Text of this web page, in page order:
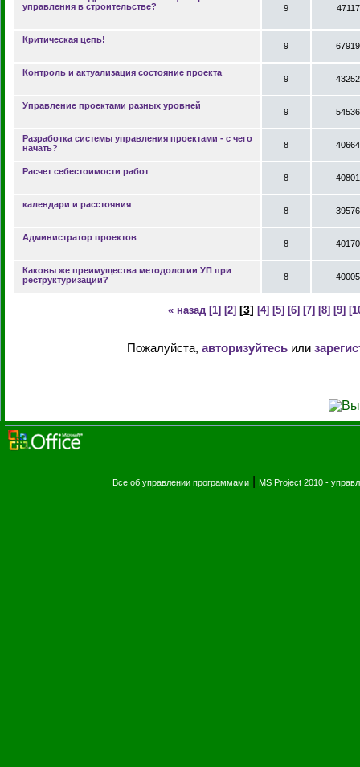
управления в строительстве?
9 47117
Критическая цепь!
9 67919
Контроль и актуализация состояние проекта
9 43252
Управление проектами разных уровней
9 54536
Разработка системы управления проектами - с чего
начать?
8 40664
Расчет себестоимости работ
8 40801
календари и расстояния
8 39576
Администратор проектов
8 40170
Каковы же преимущества методологии УП при
реструктуризации?
8 40005
« назад [1] [2] [3] [4] [5] [6] [7] [8] [9]
Пожалуйста, авторизуйтесьили
Все об управлении программами MS Project 2010 -